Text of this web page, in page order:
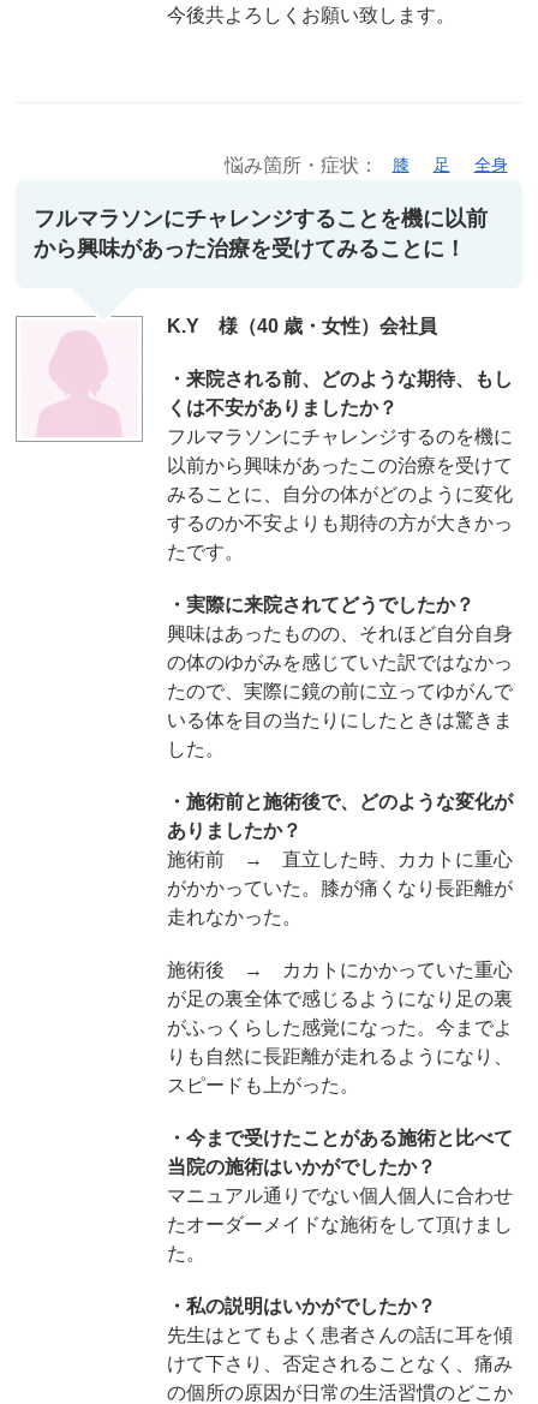
今後共よろしくお願い致します。
悩み箇所・症状： 膝 足 全身
フルマラソンにチャレンジすることを機に以前
から興味があった治療を受けてみることに！
K.Y 様（40 歳・女性）会社員
・来院される前、どのような期待、もし
くは不安がありましたか？
フルマラソンにチャレンジするのを機に
以前から興味があったこの治療を受けて
みることに、自分の体がどのように変化
するのか不安よりも期待の方が大きかっ
たです。
・実際に来院されてどうでしたか？
興味はあったものの、それほど自分自身
の体のゆがみを感じていた訳ではなかっ
たので、実際に鏡の前に立ってゆがんで
いる体を目の当たりにしたときは驚きま
した。
・施術前と施術後で、どのような変化が
ありましたか？
施術前 → 直立した時、カカトに重心
がかかっていた。膝が痛くなり長距離が
走れなかった。
施術後 → カカトにかかっていた重心
が足の裏全体で感じるようになり足の裏
がふっくらした感覚になった。今までよ
りも自然に長距離が走れるようになり、
スピードも上がった。
・今まで受けたことがある施術と比べて
当院の施術はいかがでしたか？
マニュアル通りでない個人個人に合わせ
たオーダーメイドな施術をして頂けまし
た。
・私の説明はいかがでしたか？
先生はとてもよく患者さんの話に耳を傾
けて下さり、否定されることなく、痛み
の個所の原因が日常の生活習慣のどこか